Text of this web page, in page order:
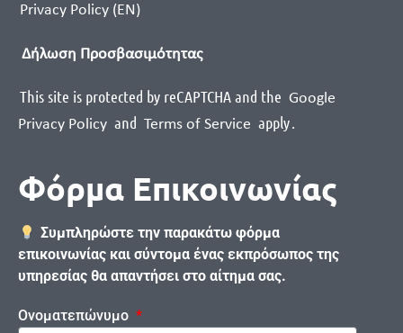
Privacy Policy (EN)
Δήλωση Προσβασιμότητας
This site is protected by reCAPTCHA and the Google
Privacy Policy and Terms of Service apply.
Φόρμα Επικοινωνίας
Συμπληρώστε την παρακάτω φόρμα
επικοινωνίας και σύντομα ένας εκπρόσωπος της
υπηρεσίας θα απαντήσει στο αίτημα σας.
Ονοματεπώνυμο